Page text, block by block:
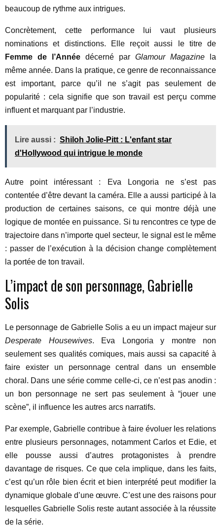
beaucoup de rythme aux intrigues.
Concrètement, cette performance lui vaut plusieurs
nominations et distinctions. Elle reçoit aussi le titre de
Femme de l’Année décerné par Glamour Magazine la
même année. Dans la pratique, ce genre de reconnaissance
est important, parce qu’il ne s’agit pas seulement de
popularité : cela signifie que son travail est perçu comme
influent et marquant par l’industrie.
Lire aussi : Shiloh Jolie-Pitt : L'enfant star
d'Hollywood qui intrigue le monde
Autre point intéressant : Eva Longoria ne s’est pas
contentée d’être devant la caméra. Elle a aussi participé à la
production de certaines saisons, ce qui montre déjà une
logique de montée en puissance. Si tu rencontres ce type de
trajectoire dans n’importe quel secteur, le signal est le même
: passer de l’exécution à la décision change complètement
la portée de ton travail.
L’impact de son personnage, Gabrielle
Solis
Le personnage de Gabrielle Solis a eu un impact majeur sur
Desperate Housewives. Eva Longoria y montre non
seulement ses qualités comiques, mais aussi sa capacité à
faire exister un personnage central dans un ensemble
choral. Dans une série comme celle-ci, ce n’est pas anodin :
un bon personnage ne sert pas seulement à “jouer une
scène”, il influence les autres arcs narratifs.
Par exemple, Gabrielle contribue à faire évoluer les relations
entre plusieurs personnages, notamment Carlos et Edie, et
elle pousse aussi d’autres protagonistes à prendre
davantage de risques. Ce que cela implique, dans les faits,
c’est qu’un rôle bien écrit et bien interprété peut modifier la
dynamique globale d’une œuvre. C’est une des raisons pour
lesquelles Gabrielle Solis reste autant associée à la réussite
de la série.